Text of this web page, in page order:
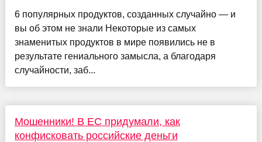
6 популярных продуктов, созданных случайно — и
вы об этом не знали Некоторые из самых
знаменитых продуктов в мире появились не в
результате гениального замысла, а благодаря
случайности, заб...
Мошенники! В ЕС придумали, как
конфисковать российские деньги